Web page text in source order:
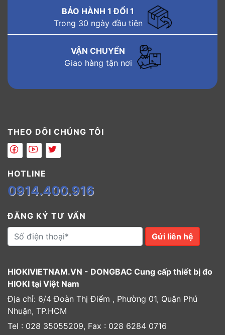
BẢO HÀNH 1 ĐỔI 1
Trong 30 ngày đầu tiên
VẬN CHUYỂN
Giao hàng tận nơi
THEO DÕI CHÚNG TÔI
HOTLINE
0914.400.916
ĐĂNG KÝ TƯ VẤN
Gửi liên hệ
HIOKIVIETNAM.VN - DONGBAC Cung cấp thiết bị đo
HIOKI tại Việt Nam
Địa chỉ: 6/4 Đoàn Thị Điểm , Phường 01, Quận Phú
Nhuận, TP.HCM
Tel : 028 35055209, Fax : 028 6284 0716